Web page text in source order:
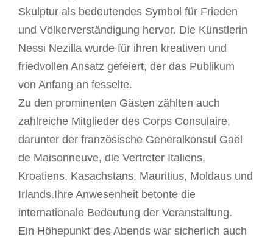
Skulptur als bedeutendes Symbol für Frieden
und Völkerverständigung hervor. Die Künstlerin
Nessi Nezilla wurde für ihren kreativen und
friedvollen Ansatz gefeiert, der das Publikum
von Anfang an fesselte.
Zu den prominenten Gästen zählten auch
zahlreiche Mitglieder des Corps Consulaire,
darunter der französische Generalkonsul Gaël
de Maisonneuve, die Vertreter Italiens,
Kroatiens, Kasachstans, Mauritius, Moldaus und
Irlands.Ihre Anwesenheit betonte die
internationale Bedeutung der Veranstaltung.
Ein Höhepunkt des Abends war sicherlich auch